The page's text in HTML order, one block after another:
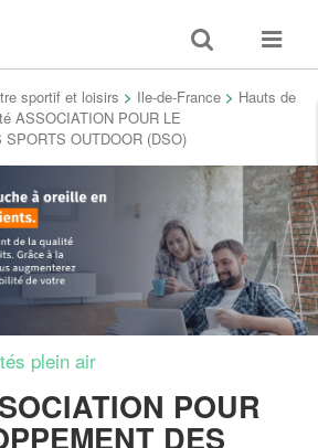
Toggle
search
Toggle
sportif et loisirs > Ile-de-France > Hauts de
ASSOCIATION POUR LE
OUTDOOR (DSO)
plein air
POUR
DES